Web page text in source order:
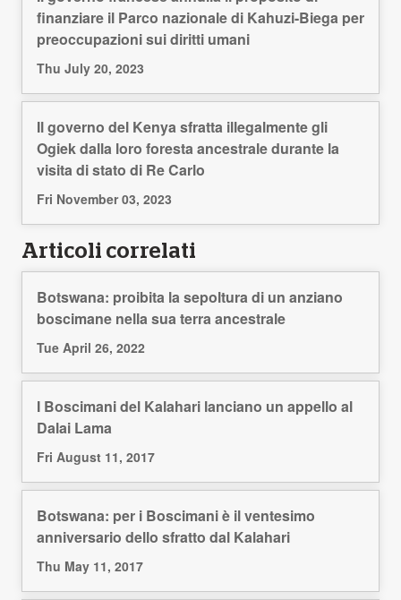
finanziare il Parco nazionale di Kahuzi-Biega per
preoccupazioni sui diritti umani
Thu July 20, 2023
Il governo del Kenya sfratta illegalmente gli
Ogiek dalla loro foresta ancestrale durante la
visita di stato di Re Carlo
Fri November 03, 2023
Articoli correlati
Botswana: proibita la sepoltura di un anziano
boscimane nella sua terra ancestrale
Tue April 26, 2022
I Boscimani del Kalahari lanciano un appello al
Dalai Lama
Fri August 11, 2017
Botswana: per i Boscimani è il ventesimo
anniversario dello sfratto dal Kalahari
Thu May 11, 2017